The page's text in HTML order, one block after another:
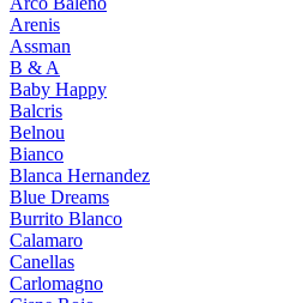
Arenis
Assman
B & A
Baby Happy
Balcris
Belnou
Bianco
Blanca Hernandez
Blue Dreams
Burrito Blanco
Calamaro
Canellas
Carlomagno